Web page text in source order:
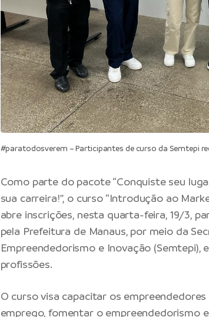
#paratodosverem – Participantes de curso da Semtepi
Como parte do pacote “Conquiste seu
sua carreira!”, o curso “Introdução ao
abre inscrições, nesta quarta-feira, 19/3,
pela Prefeitura de Manaus, por meio da
Empreendedorismo e Inovação (Semtepi),
profissões.
O curso visa capacitar os
emprego, fomentar o empreendedorismo